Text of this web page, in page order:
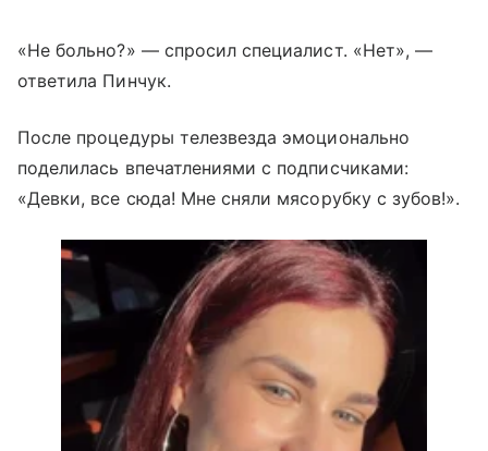
«Не больно?» — спросил специалист. «Нет», —
ответила Пинчук.
После процедуры телезвезда эмоционально
поделилась впечатлениями с подписчиками:
«Девки, все сюда! Мне сняли мясорубку с зубов!».